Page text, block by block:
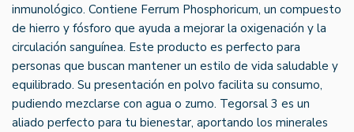
inmunológico. Contiene Ferrum Phosphoricum, un compuesto
de hierro y fósforo que ayuda a mejorar la oxigenación y la
circulación sanguínea. Este producto es perfecto para
personas que buscan mantener un estilo de vida saludable y
equilibrado. Su presentación en polvo facilita su consumo,
pudiendo mezclarse con agua o zumo. Tegorsal 3 es un
aliado perfecto para tu bienestar, aportando los minerales